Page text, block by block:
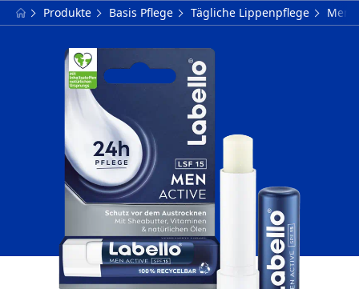
Produkte Basis Pflege Tägliche Lippenpflege Men